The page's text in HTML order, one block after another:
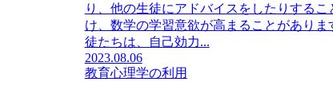
り、他の生徒にアドバイスをしたりする
け、数学の学習意欲が高まることがあり
徒たちは、自己効力...
2023.08.06
教育心理学の利用